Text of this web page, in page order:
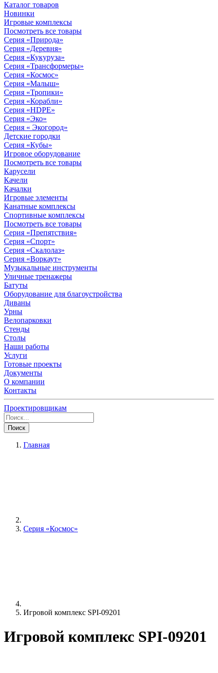
Каталог товаров
Новинки
Игровые комплексы
Посмотреть все товары
Серия «Природа»
Серия «Деревня»
Серия «Кукуруза»
Серия «Трансформеры»
Серия «Космос»
Серия «Малыш»
Серия «Тропики»
Серия «Корабли»
Серия «HDPE»
Серия «Эко»
Серия « Экогород»
Детские городки
Серия «Кубы»
Игровое оборудование
Посмотреть все товары
Карусели
Качели
Качалки
Игровые элементы
Канатные комплексы
Спортивные комплексы
Посмотреть все товары
Серия «Препятствия»
Серия «Спорт»
Серия «Скалолаз»
Серия «Воркаут»
Музыкальные инструменты
Уличные тренажеры
Батуты
Оборудование для благоустройства
Диваны
Урны
Велопарковки
Стенды
Столы
Наши работы
Услуги
Готовые проекты
Документы
О компании
Контакты
Проектировщикам
Поиск
Главная
Серия «Космос»
Игровой комплекс SPI-09201
Игровой комплекс SPI-09201